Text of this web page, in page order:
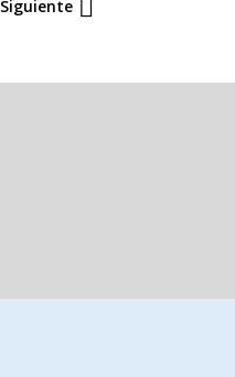
Siguiente 